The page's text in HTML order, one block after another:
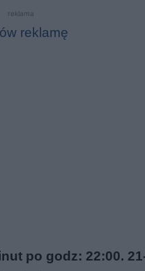
reklama
reklamę
po godz: 22:00.